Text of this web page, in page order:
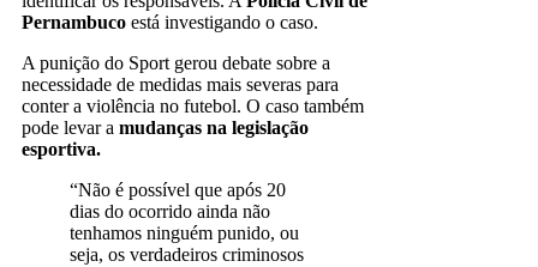
Pernambuco está investigando o caso.
A punição do Sport gerou debate sobre a
necessidade de medidas mais severas para
conter a violência no futebol. O caso também
pode levar a mudanças na legislação
esportiva.
“Não é possível que após 20
dias do ocorrido ainda não
tenhamos ninguém punido, ou
seja, os verdadeiros criminosos